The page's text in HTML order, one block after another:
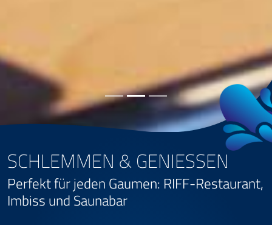
SCHLEMMEN & GENIESSEN
Perfekt für jeden Gaumen: RIFF-Restaurant,
Imbiss und Saunabar